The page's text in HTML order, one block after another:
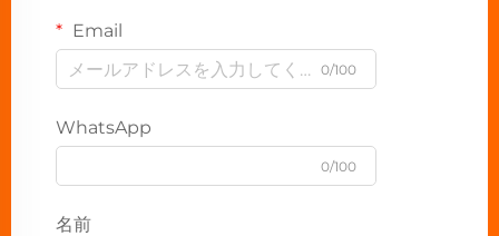
Email
0/100
WhatsApp
0/100
名前